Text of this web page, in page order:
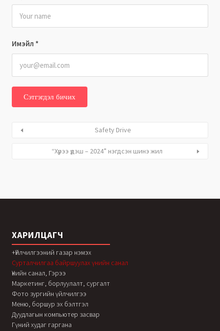
Имэйл *
Safety Drive
“Хүрээ үдэш – 2024” нэгдсэн шинэ жил
ХАРИЛЦАГЧ
+Үйлчилгээний газар нэмэх
Сурталчилгаа байршуулах үнийн санал
Үнийн санал, Гэрээ
Маркетинг, борлуулалт, сургалт
Фото зургийн үйлчилгээ
Меню, боршур эх бэлтгэл
Дуудлагын компьютер засвар
Гүний худаг гаргана